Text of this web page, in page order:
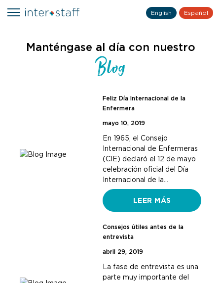
English Español
Manténgase al día con nuestro
Blog
Feliz Día Internacional de la
Enfermera
mayo 10, 2019
En 1965, el Consejo
Internacional de Enfermeras
(CIE) declaró el 12 de mayo
celebración oficial del Día
Internacional de la…
LEER MÁS
Consejos útiles antes de la
entrevista
abril 29, 2019
La fase de entrevista es una
parte muy importante del